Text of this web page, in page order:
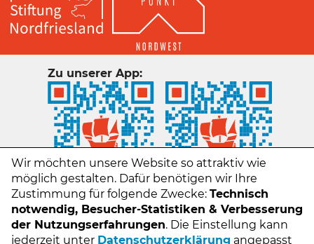
Zu unserer App:
Wir möchten unsere Website so attraktiv wie
möglich gestalten. Dafür benötigen wir Ihre
Zustimmung für folgende Zwecke: Technisch
notwendig, Besucher-Statistiken & Verbesserung
der Nutzungserfahrungen. Die Einstellung kann
jederzeit unter Datenschutzerklärung angepasst